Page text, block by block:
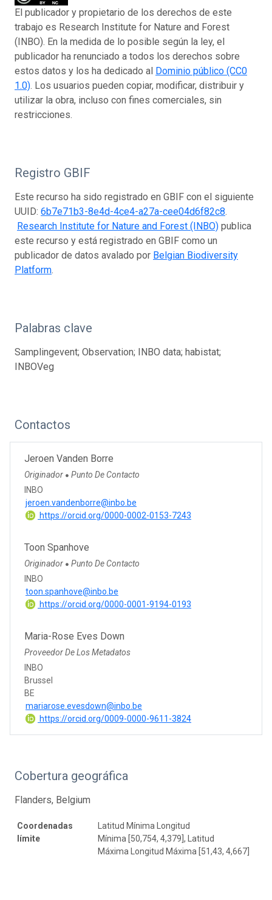
El publicador y propietario de los derechos de este
trabajo es Research Institute for Nature and Forest
(INBO). En la medida de lo posible según la ley, el
publicador ha renunciado a todos los derechos sobre
estos datos y los ha dedicado al Dominio público (CC0
1.0). Los usuarios pueden copiar, modificar, distribuir y
utilizar la obra, incluso con fines comerciales, sin
restricciones.
Registro GBIF
Este recurso ha sido registrado en GBIF con el siguiente
UUID: 6b7e71b3-8e4d-4ce4-a27a-cee04d6f82c8.
Research Institute for Nature and Forest (INBO) publica
este recurso y está registrado en GBIF como un
publicador de datos avalado por Belgian Biodiversity
Platform.
Palabras clave
Samplingevent; Observation; INBO data; habistat;
INBOVeg
Contactos
Jeroen Vanden Borre
Originador ● Punto De Contacto
INBO
jeroen.vandenborre@inbo.be
https://orcid.org/0000-0002-0153-7243
Toon Spanhove
Originador ● Punto De Contacto
INBO
toon.spanhove@inbo.be
https://orcid.org/0000-0001-9194-0193
Maria-Rose Eves Down
Proveedor De Los Metadatos
INBO
Brussel
BE
mariarose.evesdown@inbo.be
https://orcid.org/0009-0000-9611-3824
Cobertura geográfica
Flanders, Belgium
Coordenadas
límite
Latitud Mínima Longitud
Mínima [50,754, 4,379], Latitud
Máxima Longitud Máxima [51,43, 4,667]